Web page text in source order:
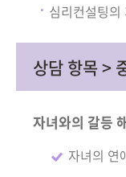
심리컨설팅
상담 항목 >
자녀와의 갈등
자녀의 연